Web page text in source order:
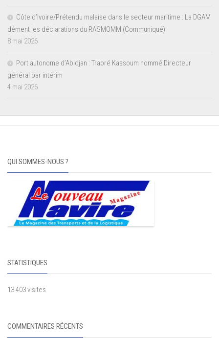
Côte d’Ivoire/Prétendu malaise dans le secteur maritime : La DGAM
dément les déclarations du RASMOMM (Communiqué)
8 mai 2026
Port autonome d’Abidjan : Traoré Kassoum nommé Directeur
général par intérim
4 mai 2026
QUI SOMMES-NOUS ?
STATISTIQUES
13 403 visites
COMMENTAIRES RÉCENTS